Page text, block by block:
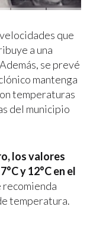
que
a una
se prevé
mantenga
temperaturas
del municipio
los valores
y 12°C en el
recomienda
temperatura.